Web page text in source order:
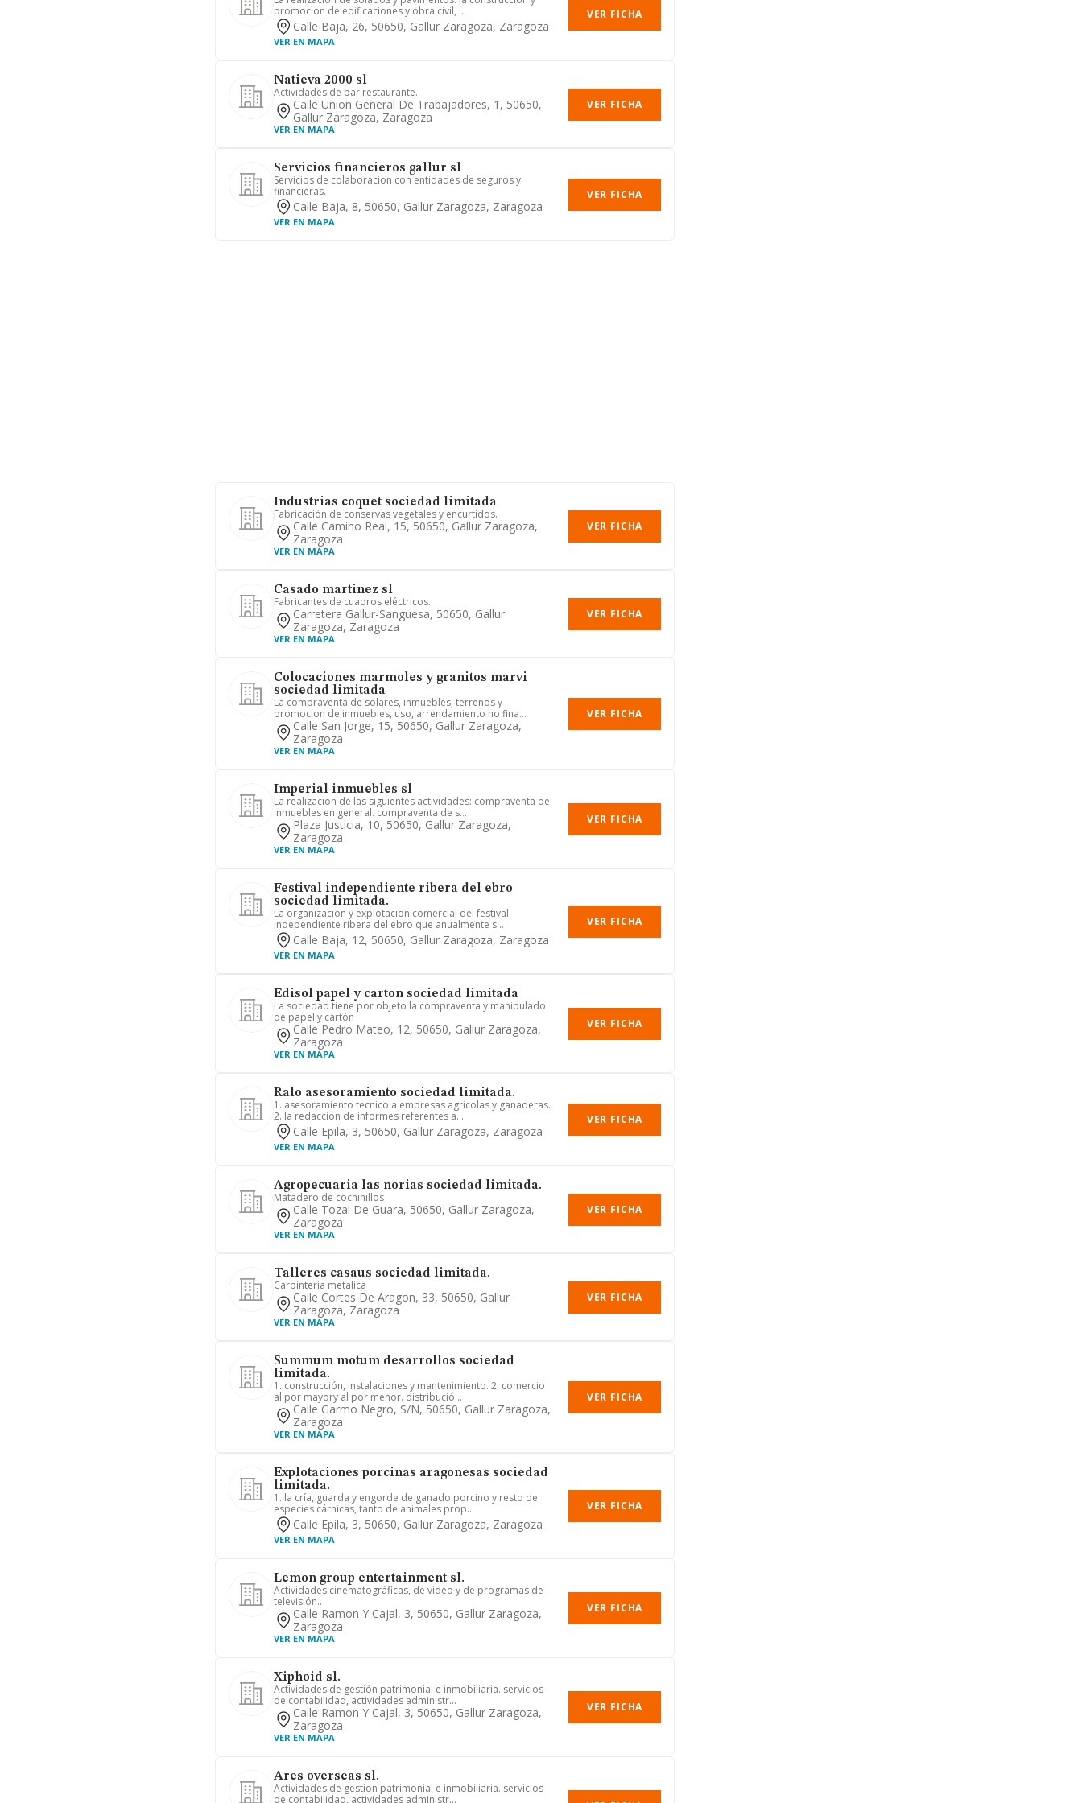
promocion de edificaciones y obra civil, ...
Calle Baja, 26, 50650, Gallur Zaragoza, Zaragoza
VER EN MAPA
VER FICHA
Natieva 2000 sl
Actividades de bar restaurante.
Calle Union General De Trabajadores, 1, 50650,
Gallur Zaragoza, Zaragoza
VER EN MAPA
VER FICHA
Servicios financieros gallur sl
Servicios de colaboracion con entidades de seguros y
financieras.
Calle Baja, 8, 50650, Gallur Zaragoza, Zaragoza
VER EN MAPA
VER FICHA
Industrias coquet sociedad limitada
Fabricación de conservas vegetales y encurtidos.
Calle Camino Real, 15, 50650, Gallur Zaragoza,
Zaragoza
VER EN MAPA
VER FICHA
Casado martinez sl
Fabricantes de cuadros eléctricos.
Carretera Gallur-Sanguesa, 50650, Gallur
Zaragoza, Zaragoza
VER EN MAPA
VER FICHA
Colocaciones marmoles y granitos marvi
sociedad limitada
La compraventa de solares, inmuebles, terrenos y
promocion de inmuebles, uso, arrendamiento no fina...
Calle San Jorge, 15, 50650, Gallur Zaragoza,
Zaragoza
VER EN MAPA
VER FICHA
Imperial inmuebles sl
La realizacion de las siguientes actividades: compraventa de
inmuebles en general. compraventa de s...
Plaza Justicia, 10, 50650, Gallur Zaragoza,
Zaragoza
VER EN MAPA
VER FICHA
Festival independiente ribera del ebro
sociedad limitada.
La organizacion y explotacion comercial del festival
independiente ribera del ebro que anualmente s...
Calle Baja, 12, 50650, Gallur Zaragoza, Zaragoza
VER EN MAPA
VER FICHA
Edisol papel y carton sociedad limitada
La sociedad tiene por objeto la compraventa y manipulado
de papel y cartón
Calle Pedro Mateo, 12, 50650, Gallur Zaragoza,
Zaragoza
VER EN MAPA
VER FICHA
Ralo asesoramiento sociedad limitada.
1. asesoramiento tecnico a empresas agricolas y ganaderas.
2. la redaccion de informes referentes a...
Calle Epila, 3, 50650, Gallur Zaragoza, Zaragoza
VER EN MAPA
VER FICHA
Agropecuaria las norias sociedad limitada.
Matadero de cochinillos
Calle Tozal De Guara, 50650, Gallur Zaragoza,
Zaragoza
VER EN MAPA
VER FICHA
Talleres casaus sociedad limitada.
Carpinteria metalica
Calle Cortes De Aragon, 33, 50650, Gallur
Zaragoza, Zaragoza
VER EN MAPA
VER FICHA
Summum motum desarrollos sociedad
limitada.
1. construcción, instalaciones y mantenimiento. 2. comercio
al por mayory al por menor. distribució...
Calle Garmo Negro, S/n, 50650, Gallur Zaragoza,
Zaragoza
VER EN MAPA
VER FICHA
Explotaciones porcinas aragonesas sociedad
limitada.
1. la cría, guarda y engorde de ganado porcino y resto de
especies cárnicas, tanto de animales prop...
Calle Epila, 3, 50650, Gallur Zaragoza, Zaragoza
VER EN MAPA
VER FICHA
Lemon group entertainment sl.
Actividades cinematográficas, de video y de programas de
televisión..
Calle Ramon Y Cajal, 3, 50650, Gallur Zaragoza,
Zaragoza
VER EN MAPA
VER FICHA
Xiphoid sl.
Actividades de gestión patrimonial e inmobiliaria. servicios
de contabilidad, actividades administr...
Calle Ramon Y Cajal, 3, 50650, Gallur Zaragoza,
Zaragoza
VER EN MAPA
VER FICHA
Ares overseas sl.
Actividades de gestion patrimonial e inmobiliaria. servicios
de contabilidad, actividades administr...